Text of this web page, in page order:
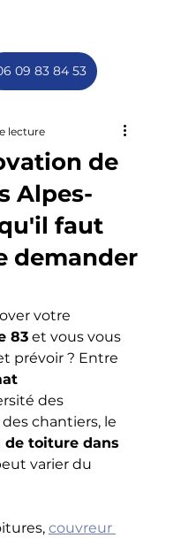
09 83 84 53
de
Alpes-
faut
demander
lecture
votre
83 et vous vous
prévoir ? Entre
des
chantiers, le
toiture dans
varier du
couvreur